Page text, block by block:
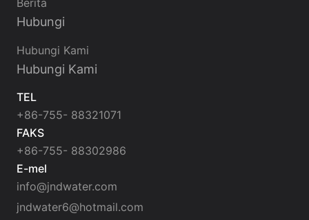
Berita
Hubungi
Hubungi Kami
Hubungi Kami
TEL
+86-755- 88321071
FAKS
+86-755- 88302986
E-mel
info@jndwater.com
jndwater6@hotmail.com